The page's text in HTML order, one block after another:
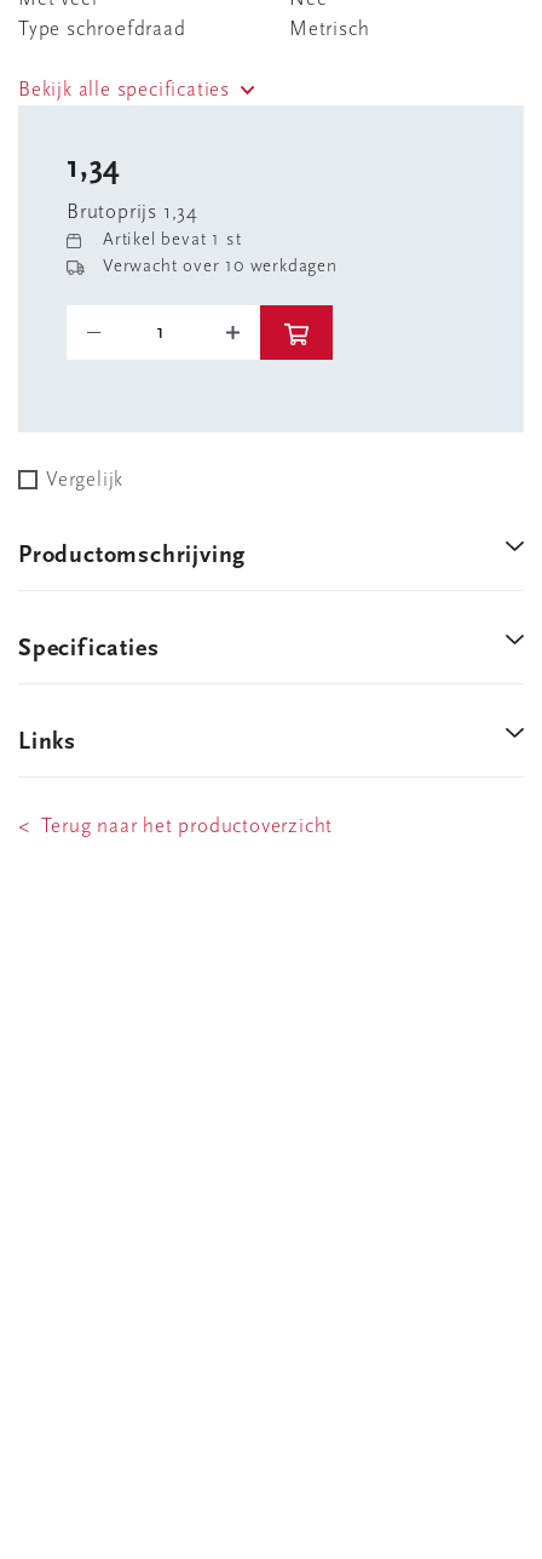
Type schroefdraad
Metrisch
Bekijk alle specificaties
1,34
Brutoprijs 1,34
Artikel bevat 1 st
Verwacht over 10 werkdagen
Vergelijk
Productomschrijving
Specificaties
Links
< Terug naar het productoverzicht